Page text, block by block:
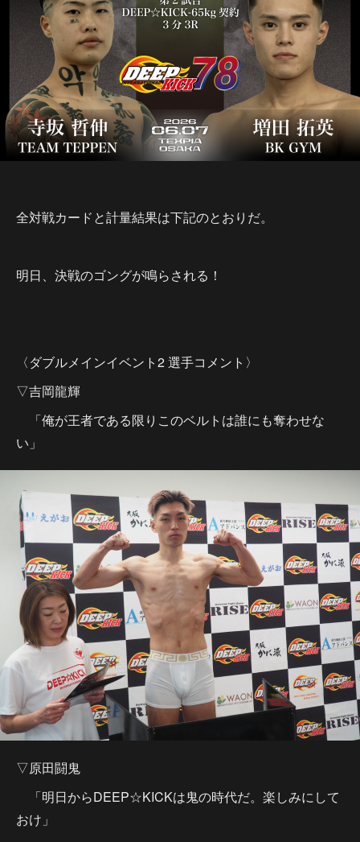
全対戦カードと計量結果は下記のとおりだ。
明日、決戦のゴングが鳴らされる！
〈ダブルメインイベント2 選手コメント〉
▽吉岡龍輝
「俺が王者である限りこのベルトは誰にも奪わせな
い」
▽原田闘鬼
「明日からDEEP☆KICKは鬼の時代だ。楽しみにして
おけ」